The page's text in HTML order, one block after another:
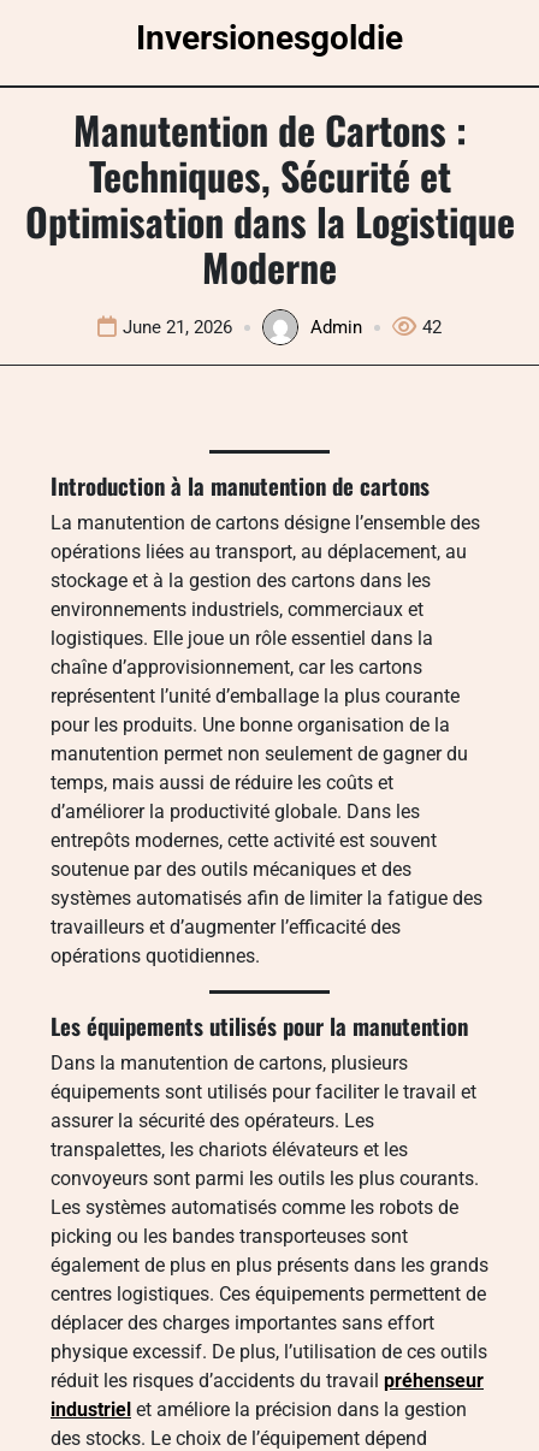
Inversionesgoldie
Manutention de Cartons :
Techniques, Sécurité et
Optimisation dans la Logistique
Moderne
June 21, 2026 Admin 42
Introduction à la manutention de cartons
La manutention de cartons désigne l’ensemble des
opérations liées au transport, au déplacement, au
stockage et à la gestion des cartons dans les
environnements industriels, commerciaux et
logistiques. Elle joue un rôle essentiel dans la
chaîne d’approvisionnement, car les cartons
représentent l’unité d’emballage la plus courante
pour les produits. Une bonne organisation de la
manutention permet non seulement de gagner du
temps, mais aussi de réduire les coûts et
d’améliorer la productivité globale. Dans les
entrepôts modernes, cette activité est souvent
soutenue par des outils mécaniques et des
systèmes automatisés afin de limiter la fatigue des
travailleurs et d’augmenter l’efficacité des
opérations quotidiennes.
Les équipements utilisés pour la manutention
Dans la manutention de cartons, plusieurs
équipements sont utilisés pour faciliter le travail et
assurer la sécurité des opérateurs. Les
transpalettes, les chariots élévateurs et les
convoyeurs sont parmi les outils les plus courants.
Les systèmes automatisés comme les robots de
picking ou les bandes transporteuses sont
également de plus en plus présents dans les grands
centres logistiques. Ces équipements permettent de
déplacer des charges importantes sans effort
physique excessif. De plus, l’utilisation de ces outils
réduit les risques d’accidents du travail préhenseur
industriel et améliore la précision dans la gestion
des stocks. Le choix de l’équipement dépend